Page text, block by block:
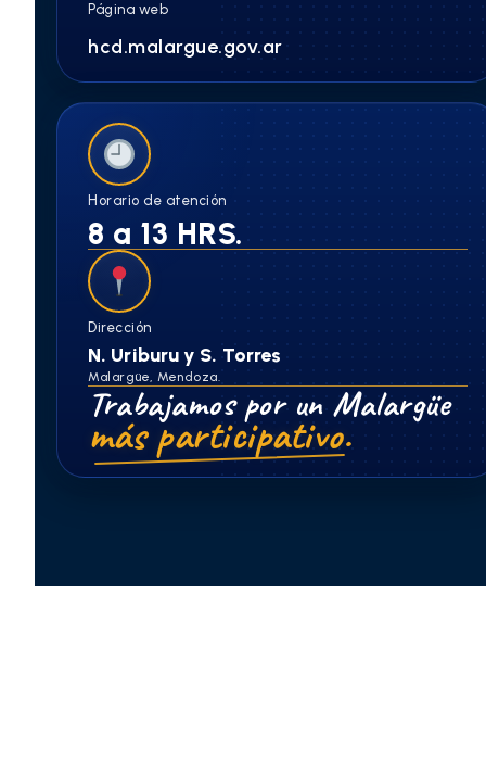
Página web
hcd.malargue.gov.ar
Horario de atención
8 a 13 HRS.
Dirección
N. Uriburu y S. Torres
Malargüe, Mendoza.
Trabajamos por un Malargüe
más participativo.